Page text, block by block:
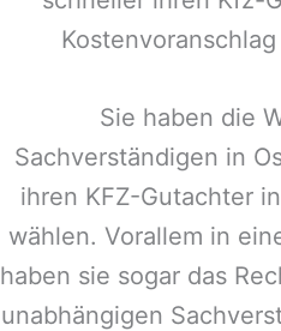
Sie haben die
Sachverständigen in
ihren KFZ-Gutachter in
wählen. Vorallem in
haben sie sogar das
unabhängigen